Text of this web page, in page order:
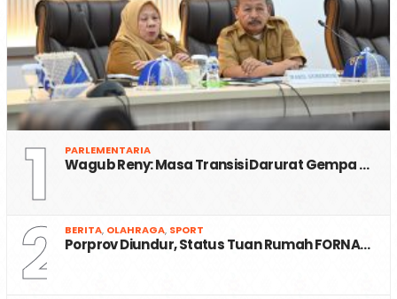
1 PARLEMENTARIA
Wagub Reny: Masa Transisi Darurat Gempa …
2 BERITA, OLAHRAGA, SPORT
Porprov Diundur, Status Tuan Rumah FORNA…